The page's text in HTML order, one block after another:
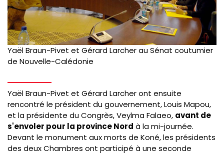
Yaël Braun-Pivet et Gérard Larcher au Sénat coutumier
de Nouvelle-Calédonie
Yaël Braun-Pivet et Gérard Larcher ont ensuite
rencontré le président du gouvernement, Louis Mapou,
et la présidente du Congrès, Veylma Falaeo, avant de
s'envoler pour la province Nord à la mi-journée.
Devant le monument aux morts de Koné, les présidents
des deux Chambres ont participé à une seconde